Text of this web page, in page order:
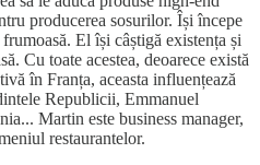
producerea sosurilor. Își începe
El își câștigă existența și
Cu toate acestea, deoarece există
în Franța, aceasta influențează
Republicii, Emmanuel
Martin este business manager,
restaurantelor.